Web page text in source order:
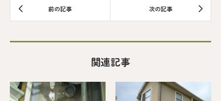
関連記事